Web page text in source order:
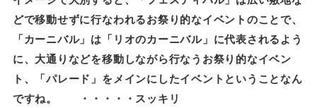
どで移動せずに行なわれるお祭り的なイベントのことで、
「カーニバル」は「リオのカーニバル」に代表されるよう
に、大通りなどを移動しながら行なうお祭り的なイベン
ト、「パレード」をメインにしたイベントということなん
ですね。 ・・・・・スッキリ